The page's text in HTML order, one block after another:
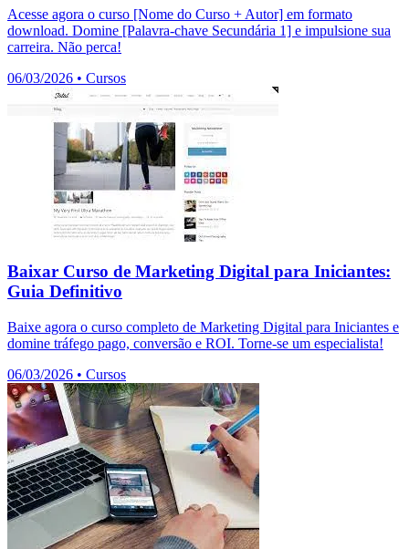
Acesse agora o curso [Nome do Curso + Autor] em formato
download. Domine [Palavra-chave Secundária 1] e impulsione sua
carreira. Não perca!
06/03/2026 • Cursos
Baixar Curso de Marketing Digital para Iniciantes:
Guia Definitivo
Baixe agora o curso completo de Marketing Digital para Iniciantes e
domine tráfego pago, conversão e ROI. Torne-se um especialista!
06/03/2026 • Cursos